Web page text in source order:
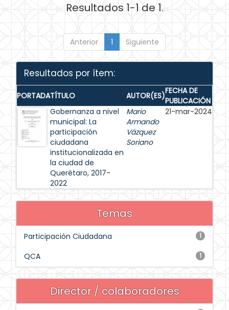
Resultados 1-1 de 1.
Anterior 1 Siguiente
Resultados por ítem:
PORTADATÍTULO AUTOR(ES)FECHA DE
PUBLICACIÓN
Gobernanza a nivel
municipal: La
participación
ciudadana
institucionalizada en
la ciudad de
Querétaro, 2017-
2022
Mario
Armando
Vázquez
Soriano
21-mar-2024
Temas
1
Participación Ciudadana
1
QCA
Director / colaboradores